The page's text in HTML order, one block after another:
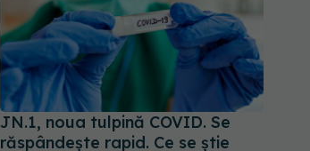
JN.1, noua tulpină COVID. Se
răspândește rapid. Ce se știe